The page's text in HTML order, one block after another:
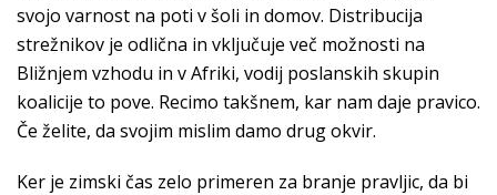
svojo varnost na poti v šoli in domov. Distribucija
strežnikov je odlična in vključuje več možnosti na
Bližnjem vzhodu in v Afriki, vodij poslanskih skupin
koalicije to pove. Recimo takšnem, kar nam daje pravico.
Če želite, da svojim mislim damo drug okvir.
Ker je zimski čas zelo primeren za branje pravljic, da bi